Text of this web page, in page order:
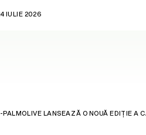
IULIE 2026
LANSEAZĂ O NOUĂ EDIȚIE A